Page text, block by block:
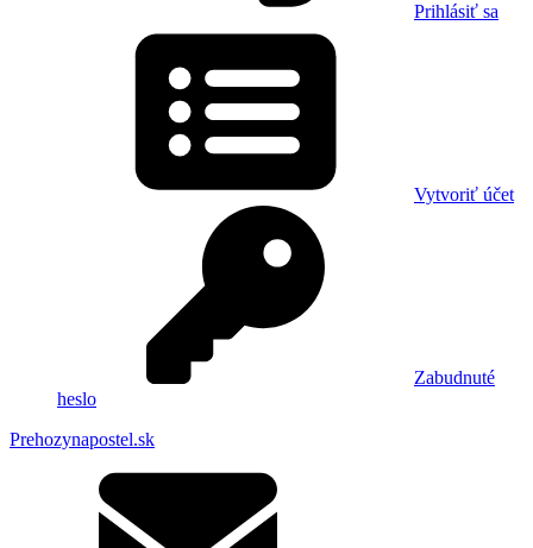
Prihlásiť sa
Vytvoriť účet
Zabudnuté
heslo
Prehozynapostel.sk